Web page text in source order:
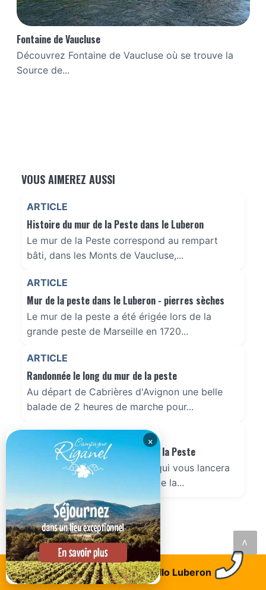
Fontaine de Vaucluse
Découvrez Fontaine de Vaucluse où se trouve la
Source de...
VOUS AIMEREZ AUSSI
ARTICLE
Histoire du mur de la Peste dans le Luberon
Le mur de la Peste correspond au rempart
bâti, dans les Monts de Vaucluse,...
ARTICLE
Mur de la peste dans le Luberon - pierres sèches
Le mur de la peste a été érigée lors de la
grande peste de Marseille en 1720...
ARTICLE
Randonnée le long du mur de la peste
Au départ de Cabrières d'Avignon une belle
balade de 2 heures de marche pour...
Parcours VTT - Autour du Mur de la Peste
Découvrez un parcours VTT qui vous lancera
sur les pistes autour du Mur de la...
Trouvez un logement Allo Luberon
×
<